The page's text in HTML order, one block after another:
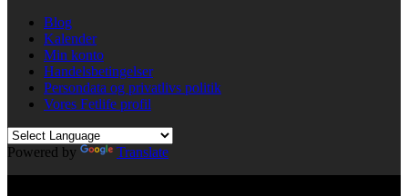
Blog
Kalender
Min konto
Handelsbetingelser
Persondata og privatlivs politik
Vores Fetlife profil
Powered by
Translate